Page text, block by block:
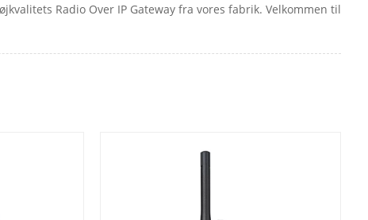
Radio Over IP Gateway fra vores fabrik. Velkommen til